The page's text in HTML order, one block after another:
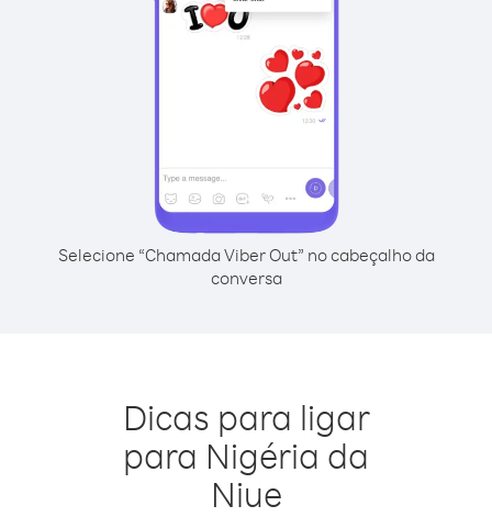
Selecione “Chamada Viber Out” no cabeçalho da
conversa
Dicas para ligar
para Nigéria da
Niue